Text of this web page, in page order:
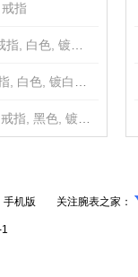
指
, 镀白金色 戒指
, 镀白金色 戒指
, 镀玫瑰金色 戒指
手机版 关注腕表之家：